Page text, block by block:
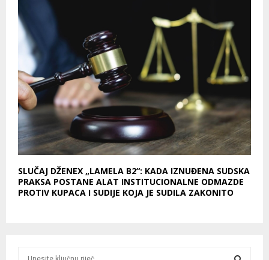
SLUČAJ DŽENEX „LAMELA B2“: KADA IZNUĐENA SUDSKA
PRAKSA POSTANE ALAT INSTITUCIONALNE ODMAZDE
PROTIV KUPACA I SUDIJE KOJA JE SUDILA ZAKONITO